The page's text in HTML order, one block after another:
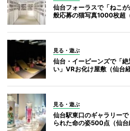
仙台フォーラスで「ねこ
般応募の猫写真1000枚超
見る・遊ぶ
仙台・イービーンズで「
い」VRお化け屋敷（仙台
見る・遊ぶ
仙台駅東口のギャラリー
られた命の姿500点（仙台